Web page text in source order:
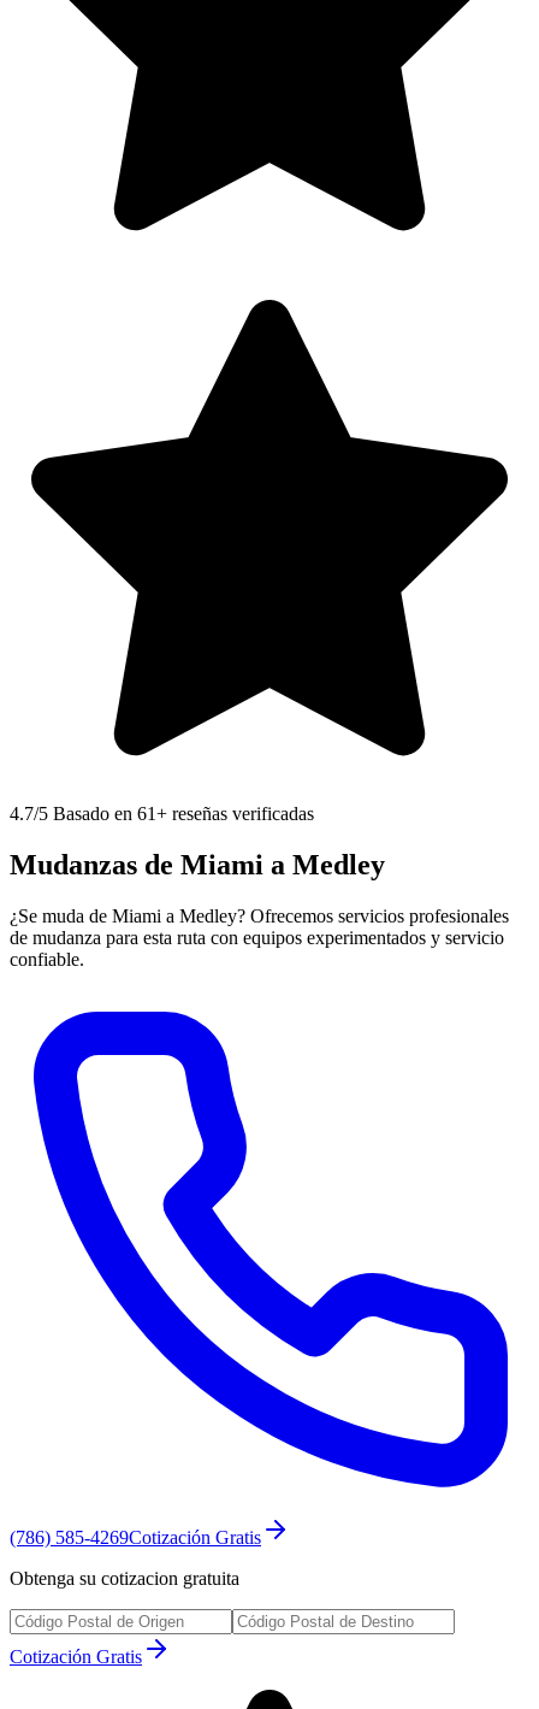
4.7/5 Basado en 61+ reseñas verificadas
Mudanzas de Miami a Medley
¿Se muda de Miami a Medley? Ofrecemos servicios profesionales
de mudanza para esta ruta con equipos experimentados y servicio
confiable.
(786) 585-4269Cotización Gratis
Obtenga su cotizacion gratuita
Cotización Gratis